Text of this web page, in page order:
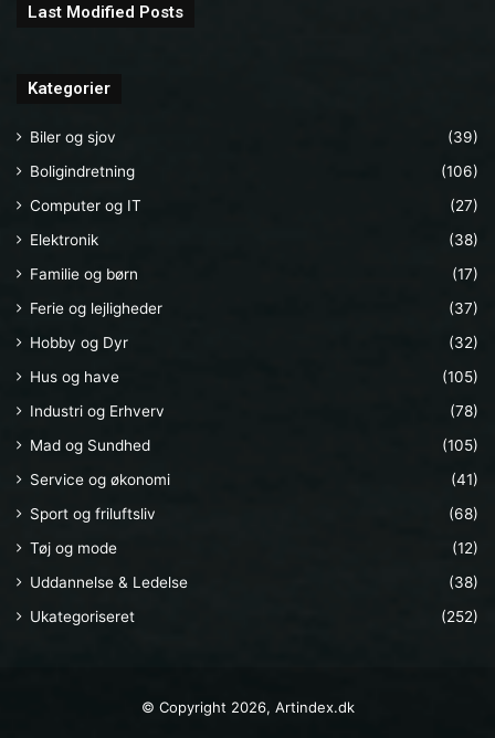
Last Modified Posts
Kategorier
Biler og sjov
(39)
Boligindretning
(106)
Computer og IT
(27)
Elektronik
(38)
Familie og børn
(17)
Ferie og lejligheder
(37)
Hobby og Dyr
(32)
Hus og have
(105)
Industri og Erhverv
(78)
Mad og Sundhed
(105)
Service og økonomi
(41)
Sport og friluftsliv
(68)
Tøj og mode
(12)
Uddannelse & Ledelse
(38)
Ukategoriseret
(252)
© Copyright 2026, Artindex.dk